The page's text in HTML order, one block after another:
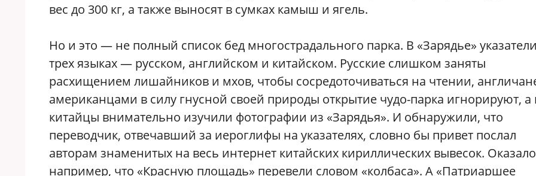
вес до 300 кг, а также выносят в сумках камыш и ягель.
Но и это — не полный список бед многострадального парка. В «Зарядье»
трех языках — русском, английском и китайском. Русские слишком заняты
расхищением лишайников и мхов, чтобы сосредоточиваться на чтении,
американцами в силу гнусной своей природы открытие чудо-парка игнорируют, а
китайцы внимательно изучили фотографии из «Зарядья». И обнаружили, что
переводчик, отвечавший за иероглифы на указателях, словно бы привет послал
авторам знаменитых на весь интернет китайских кириллических вывесок.
например, что «Красную площадь» перевели словом «колбаса». А «Патриаршее